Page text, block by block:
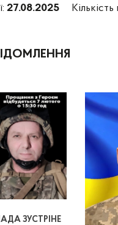
27.08.2025
ЗУСТРІНЕ